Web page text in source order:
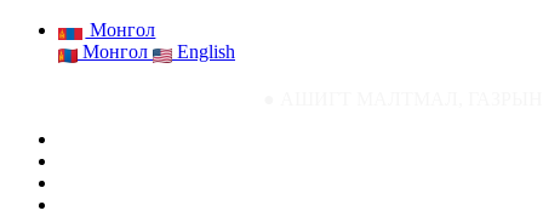
Монгол
Монгол
English